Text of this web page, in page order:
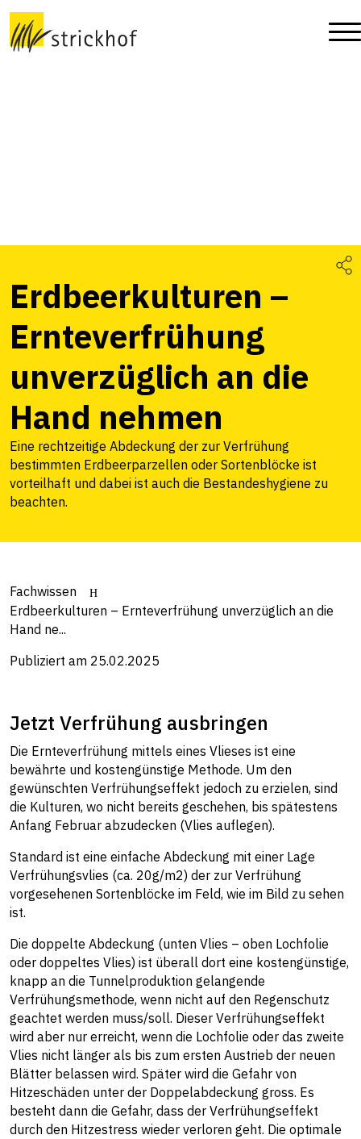
Erdbeerkulturen –
Ernteverfrühung
unverzüglich an die
Hand nehmen
Eine rechtzeitige Abdeckung der zur Verfrühung
bestimmten Erdbeerparzellen oder Sortenblöcke ist
vorteilhaft und dabei ist auch die Bestandeshygiene zu
beachten.
Fachwissen
Erdbeerkulturen – Ernteverfrühung unverzüglich an die
Hand ne...
Publiziert am 25.02.2025
Jetzt Verfrühung ausbringen
Die Ernteverfrühung mittels eines Vlieses ist eine
bewährte und kostengünstige Methode. Um den
gewünschten Verfrühungseffekt jedoch zu erzielen, sind
die Kulturen, wo nicht bereits geschehen, bis spätestens
Anfang Februar abzudecken (Vlies auflegen).
Standard ist eine einfache Abdeckung mit einer Lage
Verfrühungsvlies (ca. 20g/m2) der zur Verfrühung
vorgesehenen Sortenblöcke im Feld, wie im Bild zu sehen
ist.
Die doppelte Abdeckung (unten Vlies – oben Lochfolie
oder doppeltes Vlies) ist überall dort eine kostengünstige,
knapp an die Tunnelproduktion gelangende
Verfrühungsmethode, wenn nicht auf den Regenschutz
geachtet werden muss/soll. Dieser Verfrühungseffekt
wird aber nur erreicht, wenn die Lochfolie oder das zweite
Vlies nicht länger als bis zum ersten Austrieb der neuen
Blätter belassen wird. Später wird die Gefahr von
Hitzeschäden unter der Doppelabdeckung gross. Es
besteht dann die Gefahr, dass der Verfrühungseffekt
durch den Hitzestress wieder verloren geht. Die optimale